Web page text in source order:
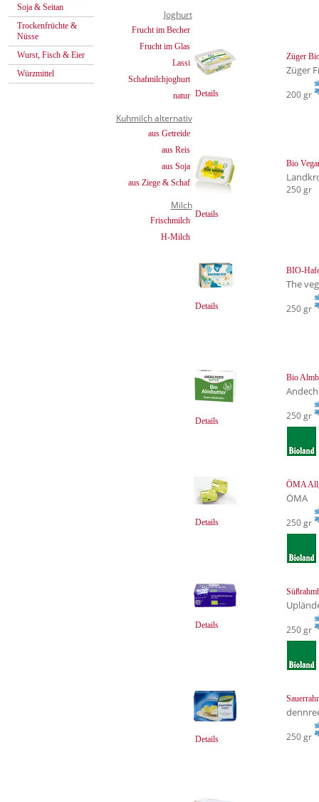
Soja & Seitan
Trockenfrüchte &
Nüsse
Wurst, Fisch & Eier
Würzmittel
Joghurt
Frucht im Becher
Frucht im Glas
Lassi
Schafmilchjoghurt
natur
Kuhmilch alternativ
aus Getreide
aus Reis
aus Soja
aus Ziege & Schaf
Milch
Frischmilch
H-Milch
Details
Züger
Züger
200 gr
Details
Bio
250 gr
Details
BIO-
The
250 gr
Details
Bio
250 gr
Details
ÖMA
ÖMA
250 gr
Details 250 gr
Details 250 gr